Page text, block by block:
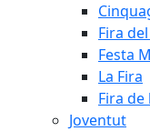
Fira
Festa
La Fira
Fira
Joventut